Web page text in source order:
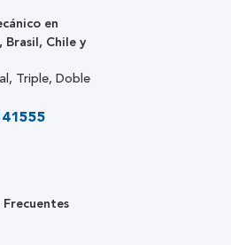
en
Chile y
Triple, Doble